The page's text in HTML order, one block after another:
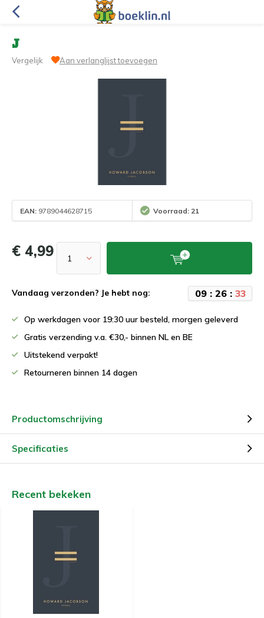
J
Vergelijk Aan verlanglijst toevoegen
EAN: 9789044628715 Voorraad: 21
€ 4,99
Vandaag verzonden? Je hebt nog: 09: 26: 33
Op werkdagen voor 19:30 uur besteld, morgen geleverd
Gratis verzending v.a. €30,- binnen NL en BE
Uitstekend verpakt!
Retourneren binnen 14 dagen
Productomschrijving
Specificaties
Recent bekeken